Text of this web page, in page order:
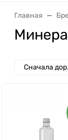
Главная
Сначала